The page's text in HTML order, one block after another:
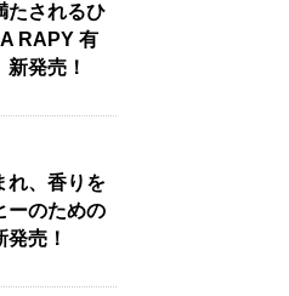
たされるひ
RAPY 有
発売！
れ、香りを
ーのための
売！